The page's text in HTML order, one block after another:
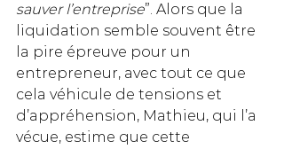
sauver l’entreprise”. Alors que la
liquidation semble souvent être
la pire épreuve pour un
entrepreneur, avec tout ce que
cela véhicule de tensions et
d’appréhension, Mathieu, qui l’a
vécue, estime que cette